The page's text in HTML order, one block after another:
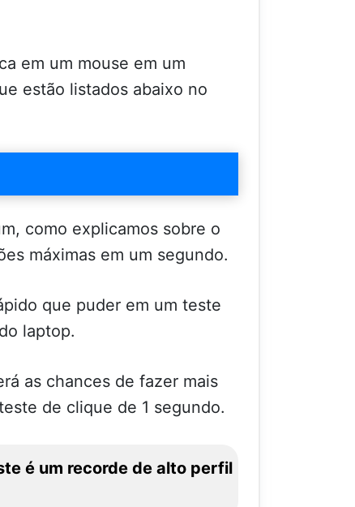
em um mouse em um
estão listados abaixo no
como explicamos sobre o
máximas em um segundo.
que puder em um teste
laptop.
as chances de fazer mais
de clique de 1 segundo.
é um recorde de alto perfil